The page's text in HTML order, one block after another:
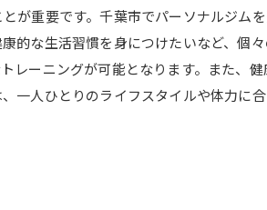
ニングの相乗効果
で進捗を確認する
ミュニケーションのコツ
るべき運動習慣
の信頼関係を築く
が重要です。千葉市でパーソナルジム
的な生活習慣を身につけたいなど、個
レーニングが可能となります。また、
一人ひとりのライフスタイルや体力に